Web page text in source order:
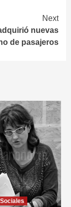
Next
nuevas
de pasajeros